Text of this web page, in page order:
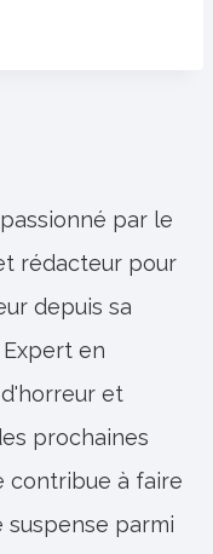
par le
rédacteur pour
depuis sa
en
et
prochaines
contribue à faire
parmi